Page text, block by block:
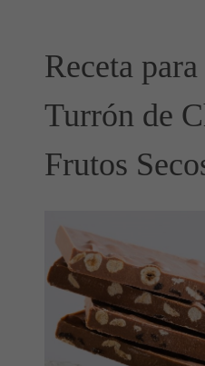
Receta
Turrón de
Frutos